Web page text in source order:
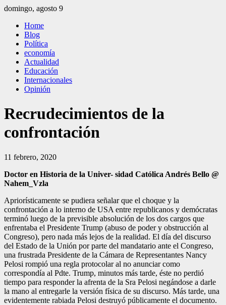
Saltar
contenido
domingo, agosto 9
El Independiente
El independiente Libre y Transparente
Home
Blog
Política
economía
Actualidad
Educación
Internacionales
Opinión
Recrudecimientos de la
confrontación
11 febrero, 2020
Doctor en Historia de la Univer- sidad Católica Andrés Bello @
Nahem_Vzla
Apriorísticamente se pudiera señalar que el choque y la
confrontación a lo interno de USA entre republicanos y demócratas
terminó luego de la previsible absolución de los dos cargos que
enfrentaba el Presidente Trump (abuso de poder y obstrucción al
Congreso), pero nada más lejos de la realidad. El día del discurso
del Estado de la Unión por parte del mandatario ante el Congreso,
una frustrada Presidente de la Cámara de Representantes Nancy
Pelosi rompió una regla protocolar al no anunciar como
correspondía al Pdte. Trump, minutos más tarde, éste no perdió
tiempo para responder la afrenta de la Sra Pelosi negándose a darle
la mano al entregarle la versión física de su discurso. Más tarde, una
evidentemente rabiada Pelosi destruyó públicamente el documento.